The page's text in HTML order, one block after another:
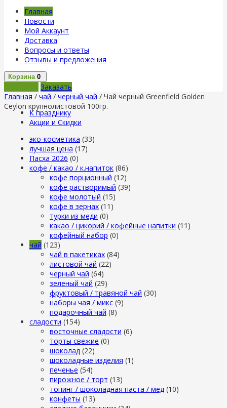
Главная
Новости
Мой Аккаунт
Доставка
Вопросы и ответы
Отзывы и предложения
Корзина 0
Заказать
Главная / чай / черный чай / Чай черный Greenfield Golden
Ceylon крупнолистовой 100гр.
К празднику
Акции и Скидки
эко-косметика (33)
лучшая цена (17)
Пасха 2026 (0)
кофе / какао / к.напиток (86)
кофе порционный (12)
кофе растворимый (39)
кофе молотый (15)
кофе в зернах (11)
турки из меди (0)
какао / цикорий / кофейные напитки (11)
кофейный набор (0)
чай (123)
чай в пакетиках (84)
листовой чай (22)
черный чай (64)
зеленый чай (29)
фруктовый / травяной чай (30)
наборы чая / микс (9)
подарочный чай (8)
сладости (154)
восточные сладости (6)
торты свежие (0)
шоколад (22)
шоколадные изделия (1)
печенье (54)
пирожное / торт (13)
топинг / шоколадная паста / мед (10)
конфеты (13)